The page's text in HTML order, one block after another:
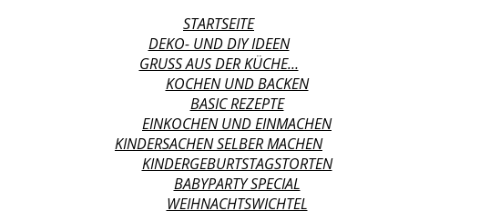
STARTSEITE
DEKO- UND DIY IDEEN
GRUSS AUS DER KÜCHE…
KOCHEN UND BACKEN
BASIC REZEPTE
EINKOCHEN UND EINMACHEN
KINDERSACHEN SELBER MACHEN
KINDERGEBURTSTAGSTORTEN
BABYPARTY SPECIAL
WEIHNACHTSWICHTEL